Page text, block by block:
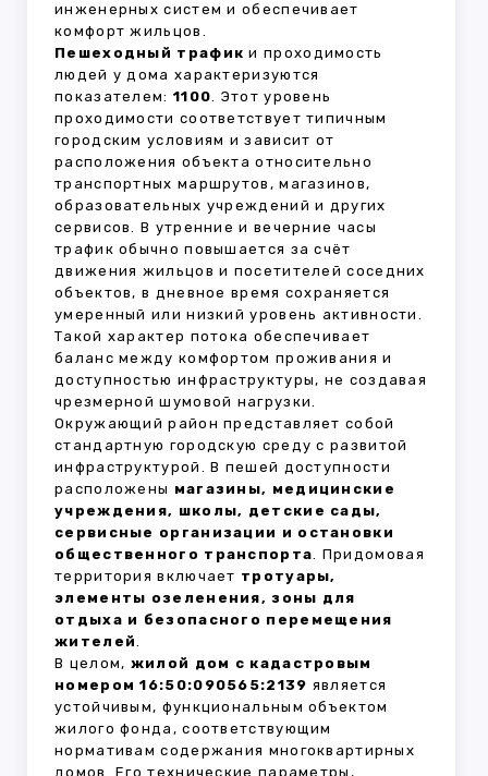
инженерных систем и обеспечивает
комфорт жильцов.
Пешеходный трафик и проходимость
людей у дома характеризуются
показателем: 1100. Этот уровень
проходимости соответствует типичным
городским условиям и зависит от
расположения объекта относительно
транспортных маршрутов, магазинов,
образовательных учреждений и других
сервисов. В утренние и вечерние часы
трафик обычно повышается за счёт
движения жильцов и посетителей соседних
объектов, в дневное время сохраняется
умеренный или низкий уровень активности.
Такой характер потока обеспечивает
баланс между комфортом проживания и
доступностью инфраструктуры, не создавая
чрезмерной шумовой нагрузки.
Окружающий район представляет собой
стандартную городскую среду с развитой
инфраструктурой. В пешей доступности
расположены магазины, медицинские
учреждения, школы, детские сады,
сервисные организации и остановки
общественного транспорта. Придомовая
территория включает тротуары,
элементы озеленения, зоны для
отдыха и безопасного перемещения
жителей.
В целом, жилой дом с кадастровым
номером 16:50:090565:2139 является
устойчивым, функциональным объектом
жилого фонда, соответствующим
нормативам содержания многоквартирных
домов. Его технические параметры,